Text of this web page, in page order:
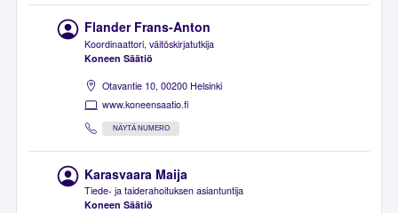
Flander Frans-Anton
Koordinaattori, väitöskirjatutkija
Koneen Säätiö
Otavantie 10, 00200 Helsinki
www.koneensaatio.fi
NÄYTÄ NUMERO
Karasvaara Maija
Tiede- ja taiderahoituksen asiantuntija
Koneen Säätiö